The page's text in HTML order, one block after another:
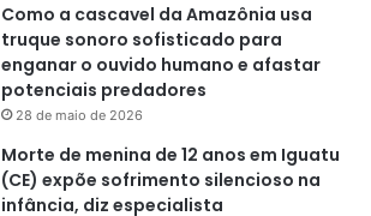
Como a cascavel da Amazônia usa
truque sonoro sofisticado para
enganar o ouvido humano e afastar
potenciais predadores
28 de maio de 2026
Morte de menina de 12 anos em Iguatu
(CE) expõe sofrimento silencioso na
infância, diz especialista